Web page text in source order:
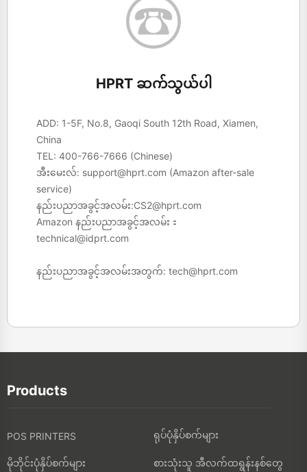
HPRT ဆက်သွယ်ပါ
ADD: 1-5F, No.8, Gaoqi South 12th Road, Xiamen,
China
TEL: 400-766-7666 (Chinese)
အီးမေးလ်: support@hprt.com (Amazon after-sale
service)
နည်းပညာအခွင့်အလမ်း:CS2@hprt.com
Amazon နည်းပညာအခွင့်အလမ်း：
technical@idprt.com
နည်းပညာအခွင့်အလမ်းအတွက်: tech@hprt.com
Products
POS PRINTERS ရုပ်ပုံနှိပ်စက်များ
မိုဘိုင်းပုံနှိပ်စက်များ စားသုံးသူ အီလက်ထရွန်းနစ်တွေ